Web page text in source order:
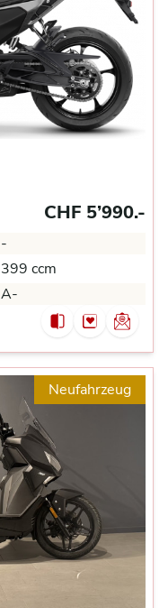
CHF 5’990.-
-
399 ccm
A-
Neufahrzeug